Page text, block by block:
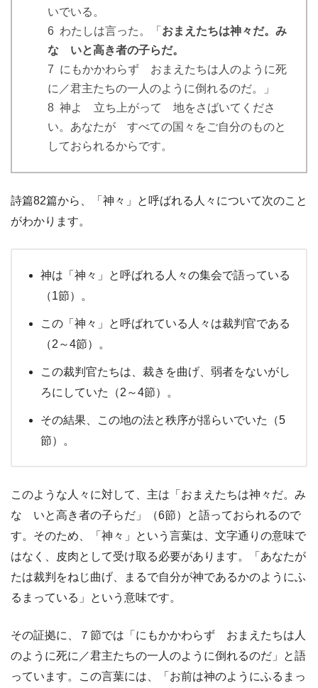
いでいる。
6 わたしは言った。「 おまえたちは神々だ。み
な いと高き者の子らだ。
7 にもかかわらず おまえたちは人のように死
に／君主たちの一人のように倒れるのだ。」
8 神よ 立ち上がって 地をさばいてくださ
い。あなたが すべての国々をご自分のものと
しておられるからです。
詩篇82篇から、「神々」と呼ばれる人々について次のこと
がわかります。
神は「神々」と呼ばれる人々の集会で語っている
（1節）。
この「神々」と呼ばれている人々は裁判官である
（2～4節）。
この裁判官たちは、裁きを曲げ、弱者をないがし
ろにしていた（2～4節）。
その結果、この地の法と秩序が揺らいでいた（5
節）。
このような人々に対して、主は「おまえたちは神々だ。み
な いと高き者の子らだ」（6節）と語っておられるので
す。そのため、「神々」という言葉は、文字通りの意味で
はなく、皮肉として受け取る必要があります。「あなたが
たは裁判をねじ曲げ、まるで自分が神であるかのようにふ
るまっている」という意味です。
その証拠に、７節では「にもかかわらず おまえたちは人
のように死に／君主たちの一人のように倒れるのだ」と語
っています。この言葉には、「お前は神のようにふるまっ